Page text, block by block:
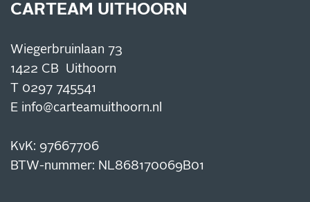
CARTEAM UITHOORN
Wiegerbruinlaan 73
1422 CB Uithoorn
T 0297 745541
E info@carteamuithoorn.nl
KvK: 97667706
BTW-nummer: NL868170069B01